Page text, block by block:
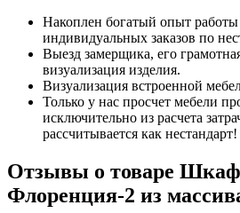
Накоплен богатый опыт
индивидуальных заказов по
Выезд замерщика, его
визуализация изделия.
Визуализация встроенной
Только у нас просчет мебели
исключительно из расчета
рассчитывается как нестандарт!
Отзывы о товаре
Флоренция-2 из